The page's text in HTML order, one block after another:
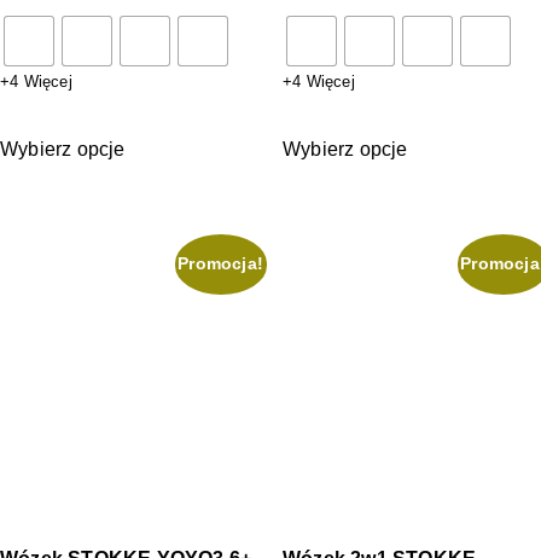
+4 Więcej
Wybierz opcje
+4 Więcej
Wybierz opcje
Promocja!